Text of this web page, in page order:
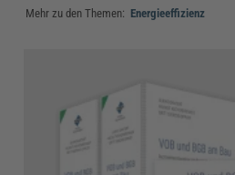
Mehr zu den Themen: Energieeffizienz